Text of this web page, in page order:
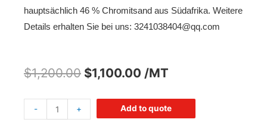
hauptsächlich 46 % Chromitsand aus Südafrika. Weitere
Details erhalten Sie bei uns: 3241038404@qq.com
$1,200.00 $1,100.00 /MT
- + Add to quote